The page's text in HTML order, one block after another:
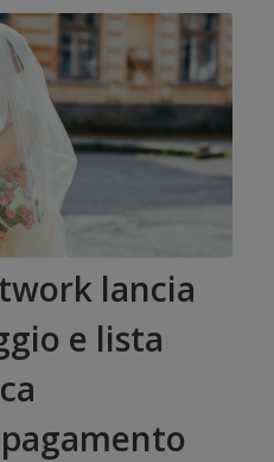
lancia
e lista